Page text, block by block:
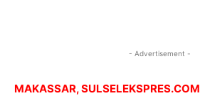
- Advertisement -
MAKASSAR, SULSELEKSPRES.COM